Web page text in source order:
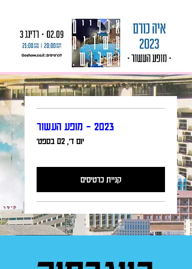
2023 - מופע העשור
יום ד׳, 02 בספט׳
קניית כרטיסים